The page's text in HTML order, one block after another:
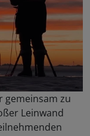
gemeinsam zu
Leinwand